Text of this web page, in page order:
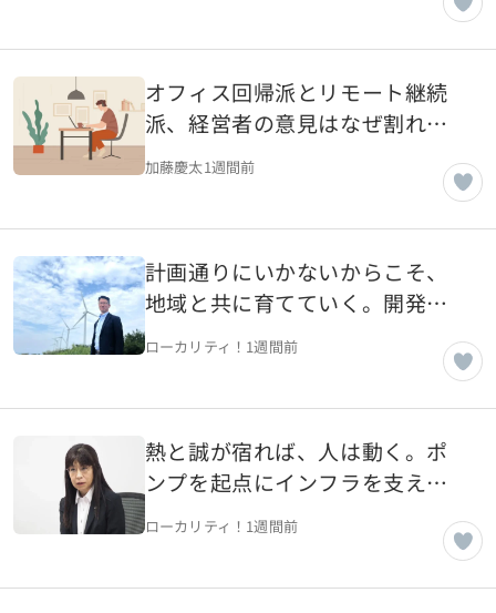
オフィス回帰派とリモート継続
派、経営者の意見はなぜ割れる
のか
加藤慶太1週間前
計画通りにいかないからこそ、
地域と共に育てていく。開発
屋・修理屋から、エネルギーを
支えるインフラ企業へ【東京都
ローカリティ！ 1週間前
熱と誠が宿れば、人は動く。ポ
ンプを起点にインフラを支える
「世界のエクセレントカンパニ
ー」へ【東京都大田区】
ローカリティ！ 1週間前